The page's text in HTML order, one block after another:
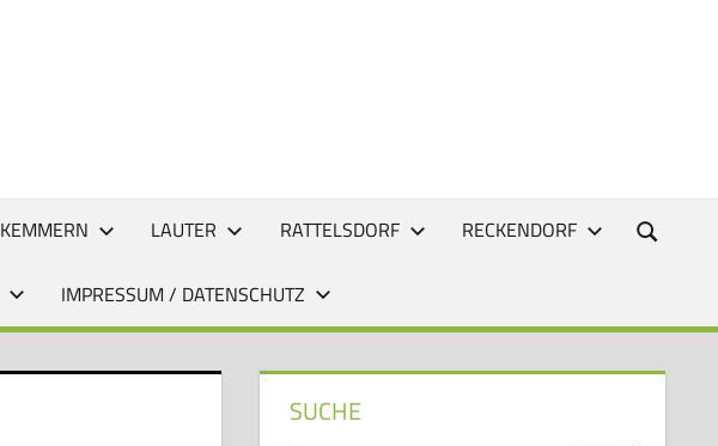
KEMMERN LAUTER RATTELSDORF RECKENDORF
IMPRESSUM / DATENSCHUTZ
SUCHE